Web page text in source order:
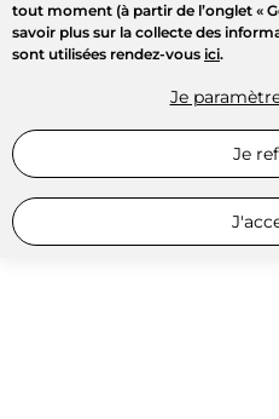
tout moment (à partir de l’onglet «
savoir plus sur la collecte des
sont utilisées rendez-vous ici.
Je
Je